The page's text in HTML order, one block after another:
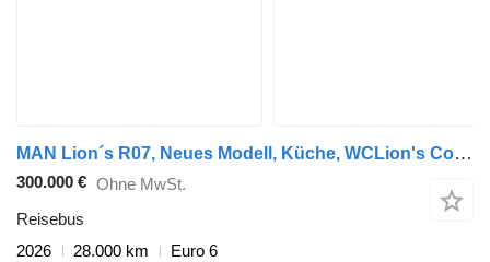
MAN Lion´s R07, Neues Modell, Küche, WCLion's Coach
300.000 € Ohne MwSt.
Reisebus
2026
28.000 km
Euro 6